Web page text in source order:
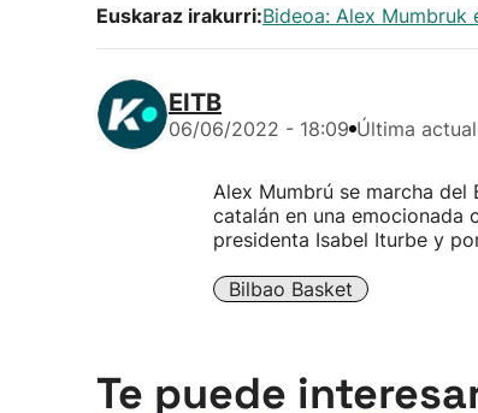
Euskaraz irakurri:Bideoa: Alex Mumbruk
EITB
06/06/2022 - 18:09 Última
Alex Mumbrú se marcha del
catalán en una emocionada
presidenta Isabel Iturbe y
Bilbao Basket
Te puede